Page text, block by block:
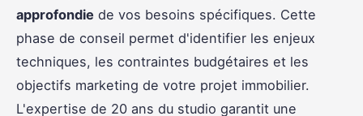
approfondie de vos besoins spécifiques. Cette
phase de conseil permet d'identifier les enjeux
techniques, les contraintes budgétaires et les
objectifs marketing de votre projet immobilier.
L'expertise de 20 ans du studio garantit une